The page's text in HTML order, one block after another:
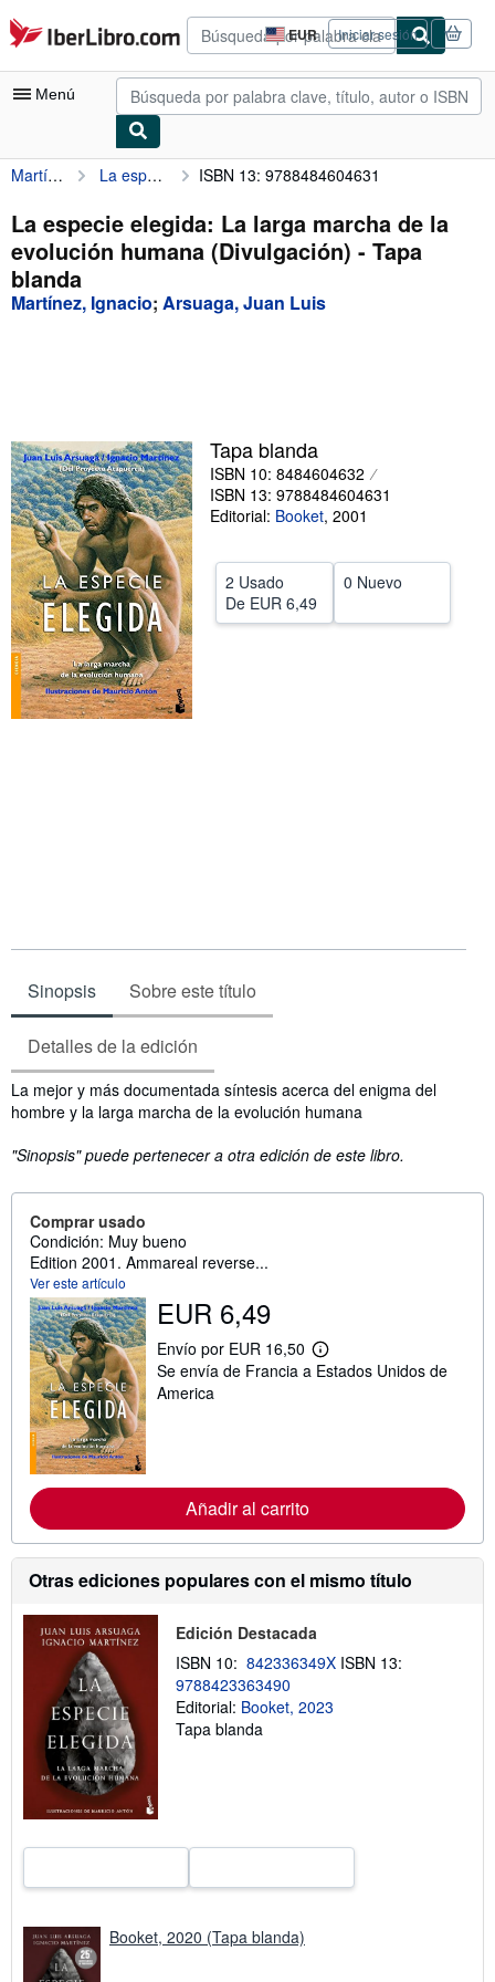
Pasar al contenido principal
IberLibro.com EUR
Preferencias
de
compra
del
Iniciar sesión
Menú
Mi cuenta
Consultar mis pedidos
Búsqueda avanzada
Colecciones
Comenzar a vender
Ayuda
CERRAR
Martínez, Ignacio La especie elegida: La larga marcha de la evolución humana (Divulgación) ISBN 13: 9788484604631
La especie elegida: La larga marcha de la
evolución humana (Divulgación) - Tapa
blanda
Martínez, Ignacio; Arsuaga, Juan Luis
Tapa blanda
ISBN 10: 8484604632
ISBN 13: 9788484604631
Editorial: Booket, 2001
2 Usado
De EUR 6,49
0 Nuevo
Sinopsis Sobre este título
Detalles de la edición
Sinopsis
La mejor y más documentada síntesis acerca del enigma del
hombre y la larga marcha de la evolución humana
"Sinopsis" puede pertenecer a otra edición de este libro.
Comprar usado
Condición: Muy bueno
Edition 2001. Ammareal reverse...
Ver este artículo
EUR 6,49
Envío por EUR 16,50
M
á
m
ó
n
s
e
l
s
e
n
Se envía de Francia a Estados Unidos de
America
Añadir al carrito
Otras ediciones populares con el mismo título
Edición Destacada
ISBN 10: 842336349X ISBN 13:
9788423363490
Editorial: Booket, 2023
Tapa blanda
Booket, 2020 (Tapa blanda)